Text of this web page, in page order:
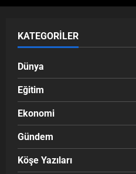
KATEGORILER
Dünya
Eğitim
Ekonomi
Gündem
Köşe Yazıları